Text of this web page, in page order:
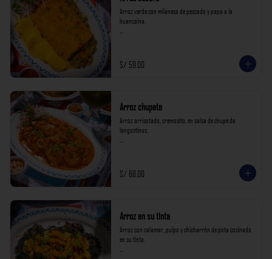
Arroz verde con milanesa de pescado y papa a la
huancaína.
S/ 59.00
Arroz chupete
Arroz arrisotado, cremosito, en salsa de chupe de
langostinos.
S/ 68.00
Arroz en su tinta
Arroz con calamar, pulpo y chicharrón de pota cocinado
en su tinta.